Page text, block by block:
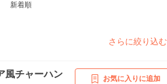
新着順
さらに絞り込む
風チャーハン お気に入りに追加